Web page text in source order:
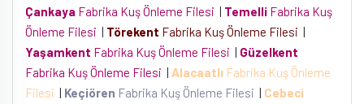
Çankaya Fabrika Kuş Önleme Filesi | Temelli Fabrika Kuş
Önleme Filesi | Törekent Fabrika Kuş Önleme Filesi |
Yaşamkent Fabrika Kuş Önleme Filesi | Güzelkent
Fabrika Kuş Önleme Filesi | Alacaatlı Fabrika Kuş Önleme
Filesi | Keçiören Fabrika Kuş Önleme Filesi | Cebeci